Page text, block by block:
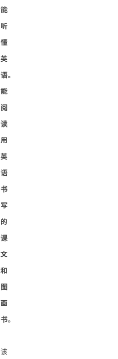
能
听
懂
英
语。
能
阅
读
用
英
语
书
写
的
课
文
和
图
画
书。
该